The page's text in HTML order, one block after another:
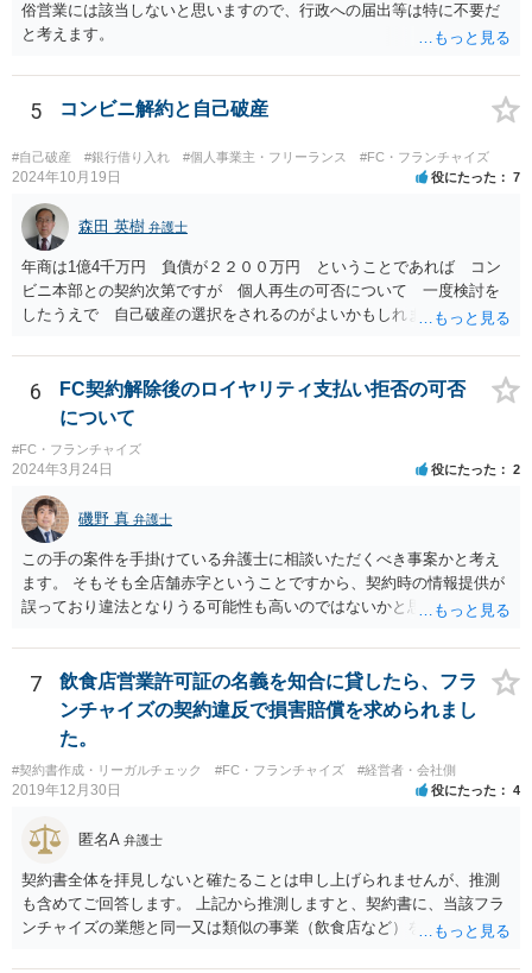
俗営業には該当しないと思いますので、行政への届出等は特に不要だ
と考えます。
5 コンビニ解約と自己破産
#自己破産 #銀行借り入れ #個人事業主・フリーランス #FC・フランチャイズ
2024年10月19日 役にたった 7
森田 英樹 弁護士
年商は1億4千万円 負債が２２００万円 ということであれば コン
ビニ本部との契約次第ですが 個人再生の可否について 一度検討を
したうえで 自己破産の選択をされるのがよいかもしれません。 ネッ
ば 対応が可能な案件だと存じます。 早急に 弁護士に相談されるの
が良いケースです。
6
FC契約解除後のロイヤリティ支払い拒否の可否
について
#FC・フランチャイズ
2024年3月24日 役にたった 2
磯野 真 弁護士
この手の案件を手掛けている弁護士に相談いただくべき事案かと考え
ます。 そもそも全店舗赤字ということですから、契約時の情報提供が
誤っており違法となりうる可能性も高いのではないかと思われます。
らから本部に対して請求をしていくことも検討すべきかと考えます。
7
飲食店営業許可証の名義を知合に貸したら、フラ
ンチャイズの契約違反で損害賠償を求められまし
た。
#契約書作成・リーガルチェック #FC・フランチャイズ #経営者・会社側
2019年12月30日 役にたった 4
匿名A 弁護士
契約書全体を拝見しないと確たることは申し上げられませんが、推測
も含めてご回答します。 上記から推測しますと、契約書に、当該フラ
ンチャイズの業態と同一又は類似の事業（飲食店など）を行ってはな